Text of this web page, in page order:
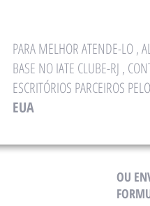
PARA MELHOR ATENDE-LO ,
BASE NO IATE CLUBE-RJ ,
ESCRITÓRIOS PARCEIROS PELO
EUA
OU